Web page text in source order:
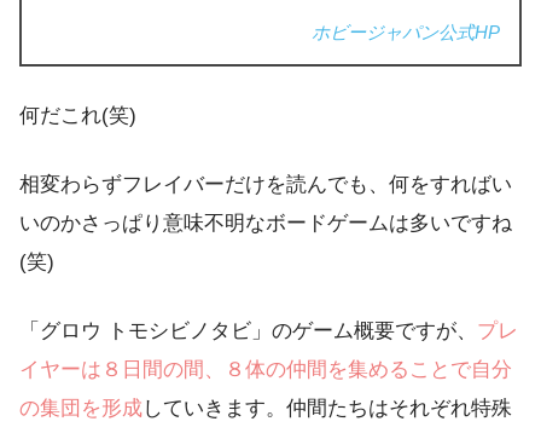
ホビージャパン公式HP
何だこれ(笑)
相変わらずフレイバーだけを読んでも、何をすればい
いのかさっぱり意味不明なボードゲームは多いですね
(笑)
「グロウ トモシビノタビ」のゲーム概要ですが、 プレ
イヤーは８日間の間、８体の仲間を集めることで自分
の集団を形成していきます。仲間たちはそれぞれ特殊